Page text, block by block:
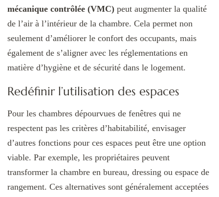
mécanique contrôlée (VMC) peut augmenter la qualité
de l’air à l’intérieur de la chambre. Cela permet non
seulement d’améliorer le confort des occupants, mais
également de s’aligner avec les réglementations en
matière d’hygiène et de sécurité dans le logement.
Redéfinir l’utilisation des espaces
Pour les chambres dépourvues de fenêtres qui ne
respectent pas les critères d’habitabilité, envisager
d’autres fonctions pour ces espaces peut être une option
viable. Par exemple, les propriétaires peuvent
transformer la chambre en bureau, dressing ou espace de
rangement. Ces alternatives sont généralement acceptées